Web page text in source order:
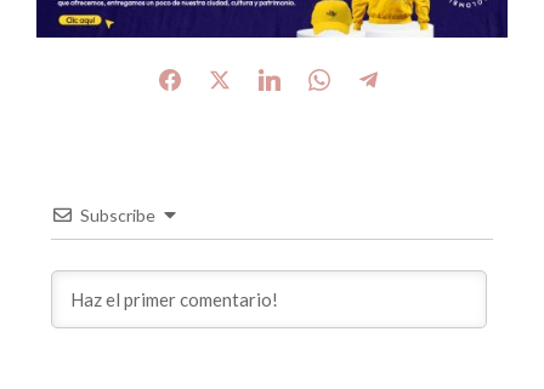
Subscribe